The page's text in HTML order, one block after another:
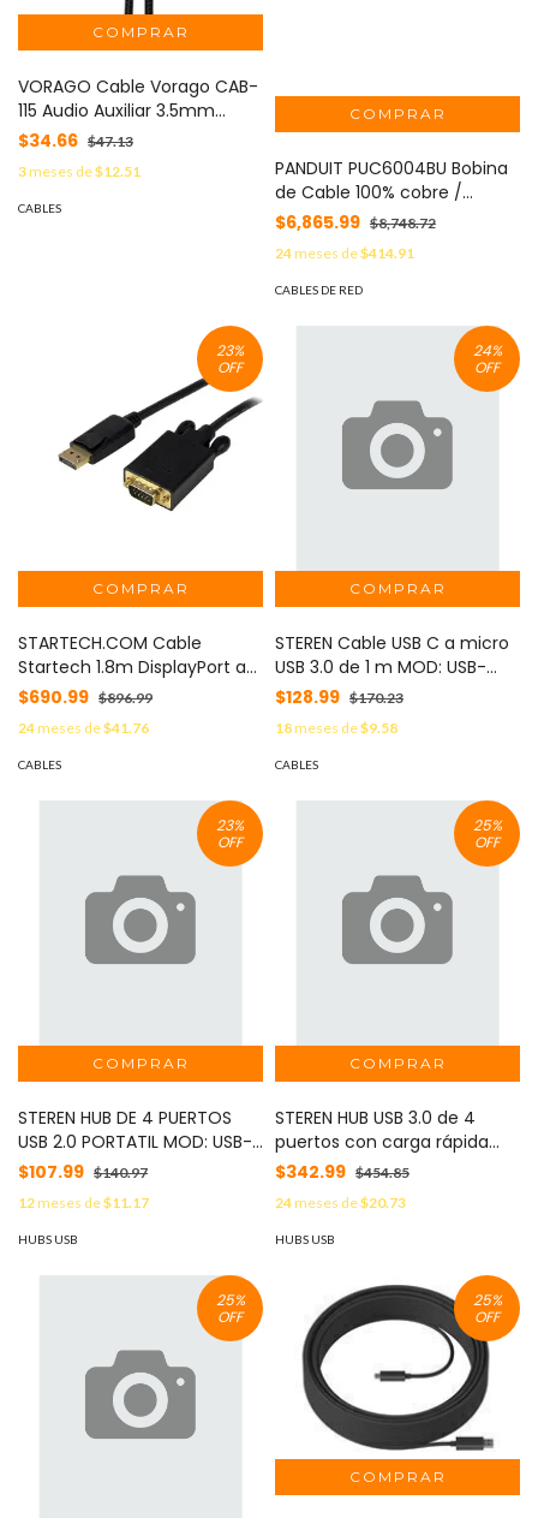
VORAGO Cable Vorago CAB-
115 Audio Auxiliar 3.5mm
Metálico 1m Color MOD: AC-
$34.66 $47.13
3meses de$12.51
CABLES
PANDUIT PUC6004BU Bobina
de Cable 100% cobre /
Categoría 6 / UTP / 4 Pares /
23 AWG / 1,000 pies (305
metros) / Azul
$6,865.99 $8,748.72
24meses de$414.91
CABLES DE RED
23%
OFF
STARTECH.COM Cable
Startech 1.8m DisplayPort a
VG ctivo MOD: DP2VGAMM6B
$690.99 $896.99
24meses de$41.76
CABLES
24%
OFF
STEREN Cable USB C a micro
USB 3.0 de 1 m MOD: USB-
3970
$128.99 $170.23
18meses de$9.58
CABLES
23%
OFF
STEREN HUB DE 4 PUERTOS
USB 2.0 PORTATIL MOD: USB-
520
$107.99 $140.97
12meses de$11.17
HUBS USB
25%
OFF
STEREN HUB USB 3.0 de 4
puertos con carga rápida
MOD: USB-5232-BLANCO
$342.99 $454.85
24meses de$20.73
HUBS USB
25%
OFF
25%
OFF